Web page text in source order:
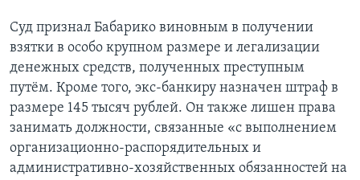
Суд признал Бабарико виновным в получении
взятки в особо крупном размере и легализации
денежных средств, полученных преступным
путём. Кроме того, экс-банкиру назначен штраф в
размере 145 тысяч рублей. Он также лишен права
занимать должности, связанные «с выполнением
организационно-распорядительных и
административно-хозяйственных обязанностей на